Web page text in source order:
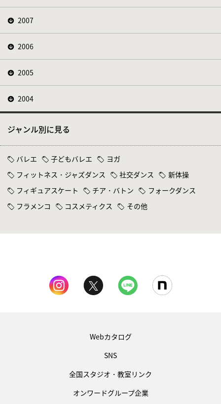
2007
2006
2005
2004
ジャンル別に見る
バレエ 子どもバレエ
ヨガ
フィットネス・ジャズダンス
社交ダンス
新体操
フィギュアスケート
チア・バトン
フォークダンス
フラメンコ
コスメティクス その他
Webカタログ
SNS
全国スタジオ・教室リンク
オンワードグループ企業